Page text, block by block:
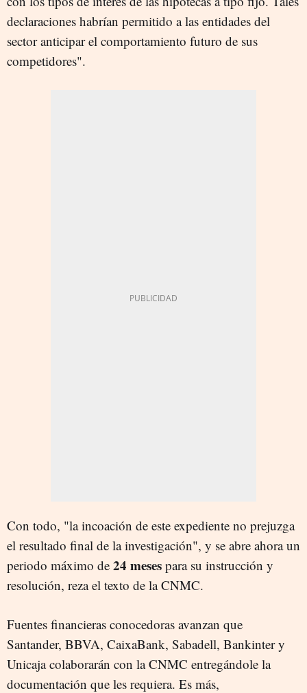
declaraciones habrían permitido a las entidades del
sector anticipar el comportamiento futuro de sus
competidores".
Con todo, "la incoación de este expediente no prejuzga
el resultado final de la investigación", y se abre ahora un
periodo máximo de 24 meses para su instrucción y
resolución, reza el texto de la CNMC.
Fuentes financieras conocedoras avanzan que
Santander, BBVA, CaixaBank, Sabadell, Bankinter y
Unicaja colaborarán con la CNMC entregándole la
documentación que les requiera. Es más,